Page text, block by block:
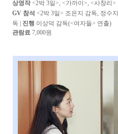
상영작<2박 3일>, <가까이>, <사창리>
GV 참석 <2박 3일> 조은지 감독, 정수지
독 | 진행 이상덕 감독(<여자들> 연출)
관람료 7,000원